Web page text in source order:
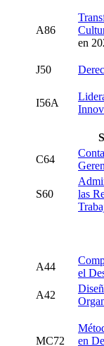
A86
en
J50
I56A
C64
S60
las
A44
el
A42
MC72
en